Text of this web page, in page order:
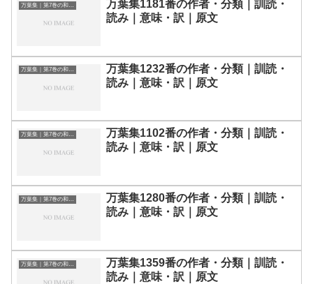
万葉集｜第7巻の和歌一覧
万葉集1181番の作者・分類｜訓読・
読み｜意味・訳｜原文
万葉集｜第7巻の和歌一覧
万葉集1232番の作者・分類｜訓読・
読み｜意味・訳｜原文
万葉集｜第7巻の和歌一覧
万葉集1102番の作者・分類｜訓読・
読み｜意味・訳｜原文
万葉集｜第7巻の和歌一覧
万葉集1280番の作者・分類｜訓読・
読み｜意味・訳｜原文
万葉集｜第7巻の和歌一覧
万葉集1359番の作者・分類｜訓読・
読み｜意味・訳｜原文